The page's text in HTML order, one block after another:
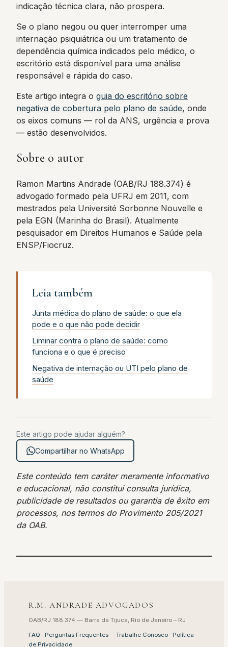
indicação técnica clara, não prospera.
Se o plano negou ou quer interromper uma
internação psiquiátrica ou um tratamento de
dependência química indicados pelo médico, o
escritório está disponível para uma análise
responsável e rápida do caso.
Este artigo integra o guia do escritório sobre
negativa de cobertura pelo plano de saúde, onde
os eixos comuns — rol da ANS, urgência e prova
— estão desenvolvidos.
Sobre o autor
Ramon Martins Andrade (OAB/RJ 188.374) é
advogado formado pela UFRJ em 2011, com
mestrados pela Université Sorbonne Nouvelle e
pela EGN (Marinha do Brasil). Atualmente
pesquisador em Direitos Humanos e Saúde pela
ENSP/Fiocruz.
Leia também
Junta médica do plano de saúde: o que ela
pode e o que não pode decidir
Liminar contra o plano de saúde: como
funciona e o que é preciso
Negativa de internação ou UTI pelo plano de
saúde
Este artigo pode ajudar alguém?
Compartilhar no WhatsApp
Este conteúdo tem caráter meramente informativo
e educacional, não constitui consulta jurídica,
publicidade de resultados ou garantia de êxito em
processos, nos termos do Provimento 205/2021
da OAB.
R.M. ANDRADE ADVOGADOS
OAB/RJ 188.374 — Barra da Tijuca, Rio de Janeiro – RJ
FAQ · Perguntas Frequentes · Trabalhe Conosco · Política
de Privacidade